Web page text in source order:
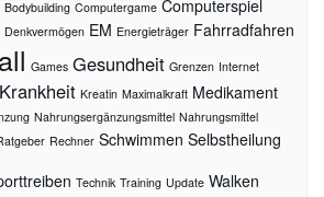
Bodybuilding Computergame Computerspiel
Denkvermögen EM Energieträger Fahrradfahren
Games Gesundheit Grenzen Internet
Krankheit Kreatin Maximalkraft Medikament
Nahrungsergänzungsmittel Nahrungsmittel
Rechner Schwimmen Selbstheilung
Technik Training Update Walken